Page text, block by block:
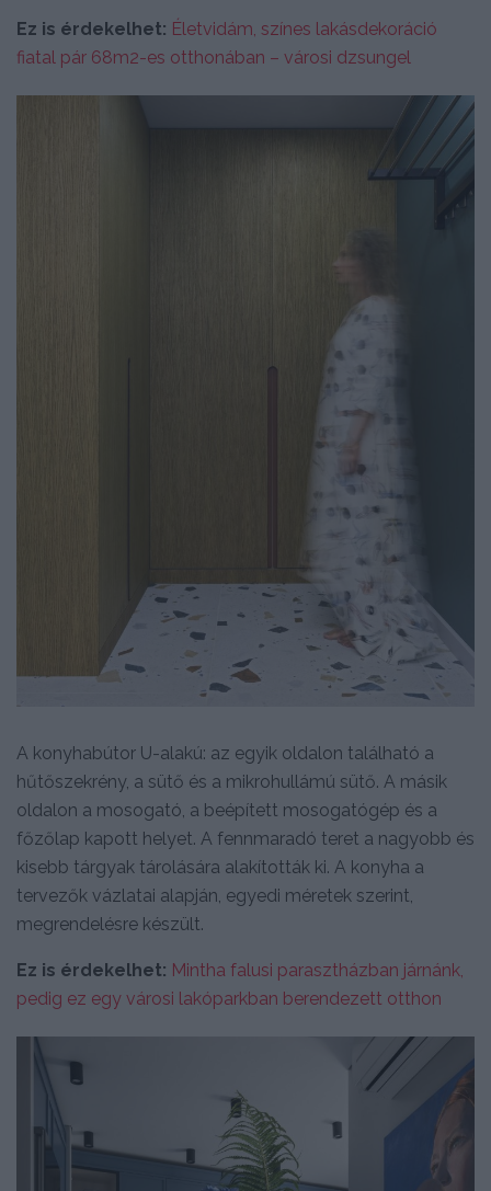
Ez is érdekelhet: Életvidám, színes lakásdekoráció
fiatal pár 68m2-es otthonában – városi dzsungel
A konyhabútor U-alakú: az egyik oldalon található a
hűtőszekrény, a sütő és a mikrohullámú sütő. A másik
oldalon a mosogató, a beépített mosogatógép és a
főzőlap kapott helyet. A fennmaradó teret a nagyobb és
kisebb tárgyak tárolására alakították ki. A konyha a
tervezők vázlatai alapján, egyedi méretek szerint,
megrendelésre készült.
Ez is érdekelhet: Mintha falusi parasztházban járnánk,
pedig ez egy városi lakóparkban berendezett otthon